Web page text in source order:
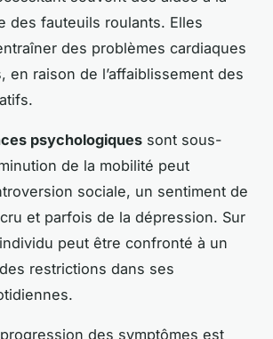
des fauteuils roulants. Elles
des problèmes cardiaques
en raison de l’affaiblissement des
psychologiques sont sous-
de la mobilité peut
sociale, un sentiment de
et parfois de la dépression. Sur
peut être confronté à un
restrictions dans ses
des symptômes est